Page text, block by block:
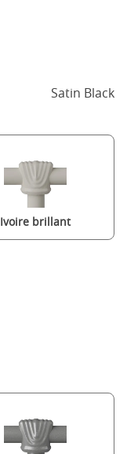
Satin Black
Ivoire brillant